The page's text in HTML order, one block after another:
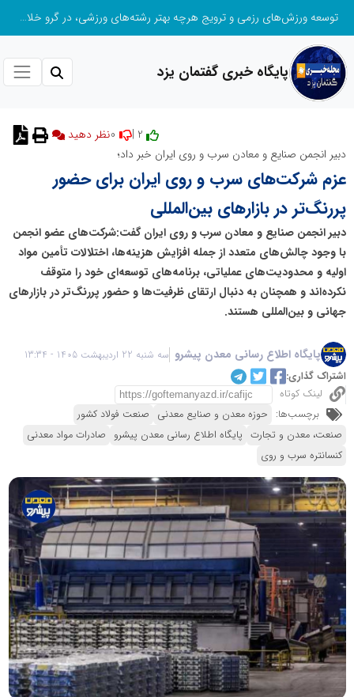
توسعه ورزش‌های رزمی و ترویج هرچه بهتر رشته‌های ورزشی، در گرو خلاقیت و نوآوری است
پایگاه خبری گفتمان یزد
نظر دهید
دبیر انجمن صنایع و معادن سرب و روی ایران خبر داد؛
عزم شرکت‌های سرب و روی ایران برای حضور
پررنگ‌تر در بازارهای بین‌المللی
دبیر انجمن صنایع و معادن سرب و روی ایران گفت:شرکت‌های عضو انجمن
با وجود چالش‌های متعدد از جمله افزایش هزینه‌ها، اختلالات تأمین مواد
اولیه و محدودیت‌های عملیاتی، برنامه‌های توسعه‌ای خود را متوقف
نکرده‌اند و همچنان به دنبال ارتقای ظرفیت‌ها و حضور پررنگ‌تر در بازارهای
جهانی و بین‌المللی هستند.
پایگاه اطلاع رسانی معدن پیشرو سه شنبه 22 اردیبهشت 1405 - 13:34
اشتراک گذاری:
لینک کوتاه
برچسب‌ها: حوزه معدن و صنایع معدنی صنعت فولاد کشور
صنعت، معدن و تجارت پایگاه اطلاع رسانی معدن پیشرو صادرات مواد معدنی
کنسانتره سرب و روی